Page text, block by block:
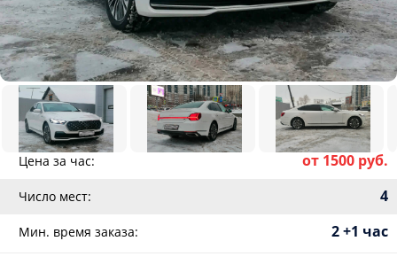
Цена за час: от 1500 руб.
Число мест: 4
Мин. время заказа: 2 +1 час